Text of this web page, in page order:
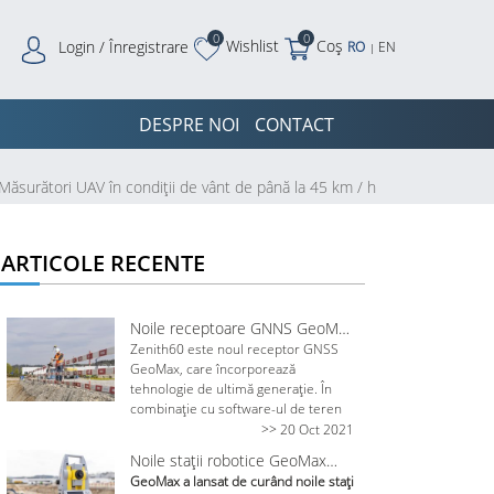
RO | EN
Coș
0
Wishlist
0
Login / Înregistrare
DESPRE NOI CONTACT
Măsurători UAV în condiții de vânt de până la 45 km / h
ARTICOLE RECENTE
Noile receptoare GNNS GeoMax
Zenith60 IMU
Zenith60 este noul receptor GNSS
GeoMax, care încorporează
tehnologie de ultimă generație. În
combinație cu software-ul de teren
X-PAD,GeoMax oferă o soluție GNSS
convenabilă, flexibilă și plăcută. Ca
parte a grupului Hexagon, GeoMax
>> 20 Oct 2021
Noile stații robotice GeoMax
Zoom75/95
GeoMax a lansat de curând noile stații totale robotizate